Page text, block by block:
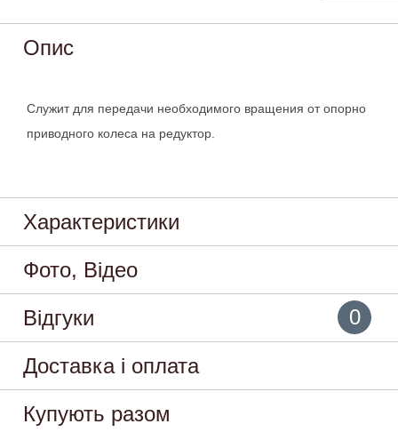
Опис
Служит для передачи необходимого вращения от опорно
приводного колеса на редуктор.
Характеристики
Фото, Відео
Відгуки
0
Доставка і оплата
Купують разом